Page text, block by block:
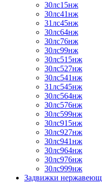
30лс15нж
30лс41нж
31лс45нж
30лс64нж
30лс76нж
30лс99нж
30лс515нж
30лс527нж
30лс541нж
31лс545нж
30лс564нж
30лс576нж
30лс599нж
30лс915нж
30лс927нж
30лс941нж
30лс964нж
30лс976нж
30лс999нж
Задвижки